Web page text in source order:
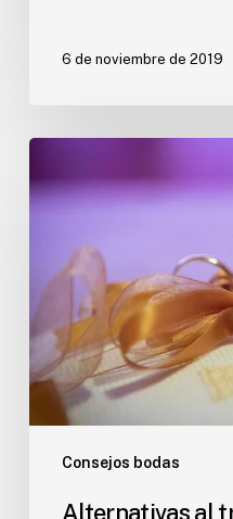
6 de noviembre de 2019
Consejos bodas
al
tradicional
para
llevar
las
alianzas
Alternativas al